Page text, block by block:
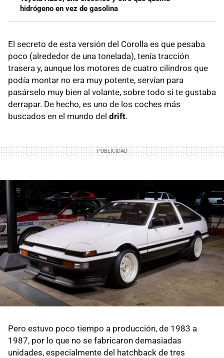
hidrógeno en vez de gasolina
El secreto de esta versión del Corolla es que pesaba
poco (alrededor de una tonelada), tenía tracción
trasera y, aunque los motores de cuatro cilindros que
podía montar no era muy potente, servían para
pasárselo muy bien al volante, sobre todo si te gustaba
derrapar. De hecho, es uno de los coches más
buscados en el mundo del drift.
Pero estuvo poco tiempo a producción, de 1983 a
1987, por lo que no se fabricaron demasiadas
unidades, especialmente del hatchback de tres